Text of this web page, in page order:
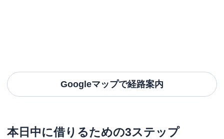
Googleマップで経路案内
本日中に借りるための3ステップ